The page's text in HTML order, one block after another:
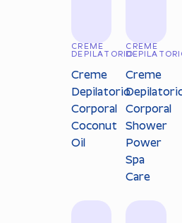
CREME
DEPILATORIO
Creme
Depilatorio
Corporal
Coconut
Oil
CREME
Creme
Corporal
Shower
Power
Spa
Care